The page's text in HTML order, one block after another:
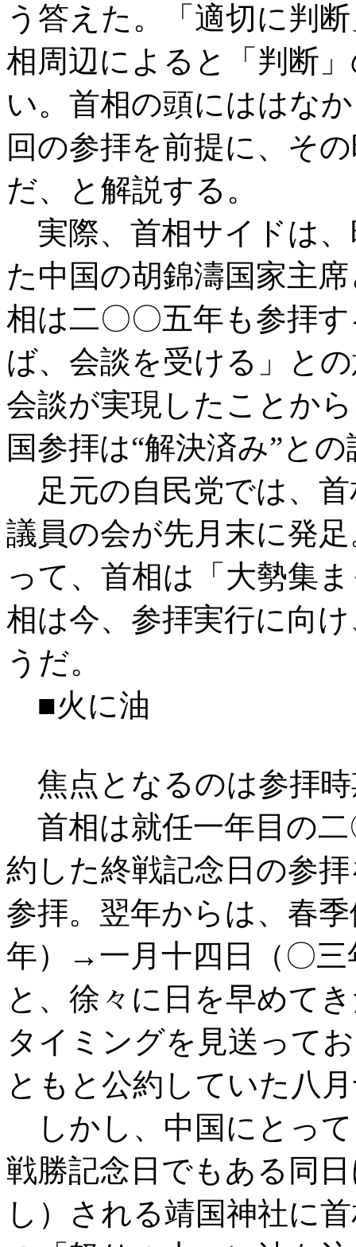
う答えた。「適切に判
相周辺によると「判断
い。首相の頭にははな
回の参拝を前提に、そ
だ、と解説する。
実際、首相サイドは
た中国の胡錦濤国家主
相は二〇〇五年も参拝
ば、会談を受ける」と
会談が実現したことか
国参拝は“解決済み”と
足元の自民党では、首
議員の会が先月末に発
って、首相は「大勢集
相は今、参拝実行に向
うだ。
■火に油
焦点となるのは参拝
首相は就任一年目の二
約した終戦記念日の参
参拝。翌年からは、春
年）
→一月十四日（〇
と、徐々に日を早めて
タイミングを見送って
ともと公約していた八
しかし、中国にとっ
戦勝記念日でもある同
し）される靖国神社に